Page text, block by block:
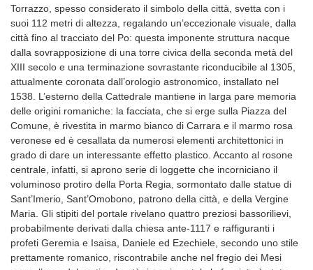
Torrazzo, spesso considerato il simbolo della città, svetta con i
suoi 112 metri di altezza, regalando un’eccezionale visuale, dalla
città fino al tracciato del Po: questa imponente struttura nacque
dalla sovrapposizione di una torre civica della seconda metà del
XIII secolo e una terminazione sovrastante riconducibile al 1305,
attualmente coronata dall’orologio astronomico, installato nel
1538. L’esterno della Cattedrale mantiene in larga pare memoria
delle origini romaniche: la facciata, che si erge sulla Piazza del
Comune, è rivestita in marmo bianco di Carrara e il marmo rosa
veronese ed è cesallata da numerosi elementi architettonici in
grado di dare un interessante effetto plastico. Accanto al rosone
centrale, infatti, si aprono serie di loggette che incorniciano il
voluminoso protiro della Porta Regia, sormontato dalle statue di
Sant’Imerio, Sant’Omobono, patrono della città, e della Vergine
Maria. Gli stipiti del portale rivelano quattro preziosi bassorilievi,
probabilmente derivati dalla chiesa ante-1117 e raffiguranti i
profeti Geremia e Isaisa, Daniele ed Ezechiele, secondo uno stile
prettamente romanico, riscontrabile anche nel fregio dei Mesi